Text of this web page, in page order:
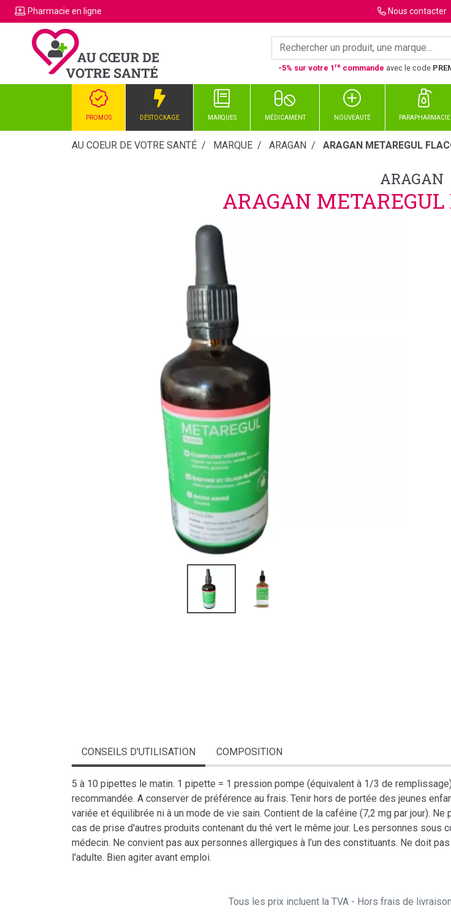
Pharmacie en ligne Nous contacter
-5% sur votre 1re commande avec le code
PROMOS DÉSTOCKAGE MARQUES MÉDICAMENT NOUVEAUTÉ PARAPHARMACIE
AU COEUR DE VOTRE SANTÉ MARQUE ARAGAN ARAGAN METAREGUL
ARAGAN
ARAGAN
CONSEILS D'UTILISATION COMPOSITION
5 à 10 pipettes le matin. 1 pipette = 1 pression pompe (équivalent à 1/3 de
recommandée. A conserver de préférence au frais. Tenir hors de portée des jeunes
variée et équilibrée ni à un mode de vie sain. Contient de la caféine (7,2 mg par jour).
cas de prise d'autres produits contenant du thé vert le même jour. Les personnes sous
médecin. Ne convient pas aux personnes allergiques à l’un des constituants. Ne doit
l'adulte. Bien agiter avant emploi.
Tous les prix incluent la TVA - Hors frais de